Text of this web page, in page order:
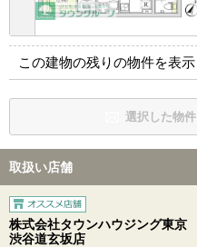
この建物の残りの物件を表示
選択した物
取扱い店舗
株式会社タウンハウジング東京
渋谷道玄坂店